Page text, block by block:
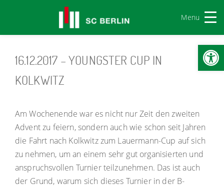
Menu
16.12.2017 – YOUNGSTER CUP IN
KOLKWITZ
Am Wochenende war es nicht nur Zeit den zweiten
Advent zu feiern, sondern auch wie schon seit Jahren
die Fahrt nach Kolkwitz zum Lauermann-Cup auf sich
zu nehmen, um an einem sehr gut organisierten und
anspruchsvollen Turnier teilzunehmen. Das ist auch
der Grund, warum sich dieses Turnier in der B-